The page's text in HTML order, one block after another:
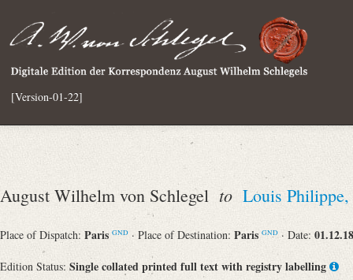
[Version-01-22]
August Wilhelm von Schlegel to Louis
Place of Dispatch: Paris GND · Place of Destination: Paris GND · Date:
Edition Status: Single collated printed full text with registry labelling